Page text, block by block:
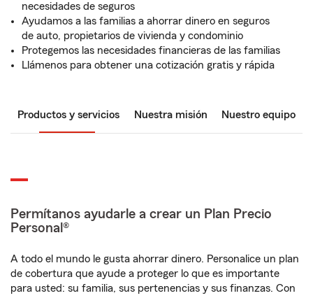
necesidades de seguros
Ayudamos a las familias a ahorrar dinero en seguros
de auto, propietarios de vivienda y condominio
Protegemos las necesidades financieras de las familias
Llámenos para obtener una cotización gratis y rápida
Productos y servicios Nuestra misión Nuestro equipo
Permítanos ayudarle a crear un Plan Precio
Personal®
A todo el mundo le gusta ahorrar dinero. Personalice un plan
de cobertura que ayude a proteger lo que es importante
para usted: su familia, sus pertenencias y sus finanzas. Con